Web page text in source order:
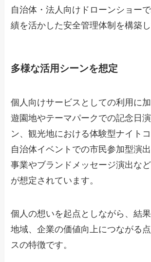
自治体・法人向けドローンショー
績を活かした安全管理体制を構築し
多様な活用シーンを想定
個人向けサービスとしての利用に加
遊園地やテーマパークでの記念日
ン、観光地における体験型ナイトコ
自治体イベントでの市民参加型演
事業やブランドメッセージ演出な
が想定されています。
個人の想いを起点としながら、結
地域、企業の価値向上につながる
スの特徴です。